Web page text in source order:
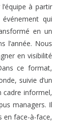
à partir
événement qui
en un
l’année. Nous
en visibilité
ce format,
suivie d’un
cadre informel,
managers. Il
en face-à-face,